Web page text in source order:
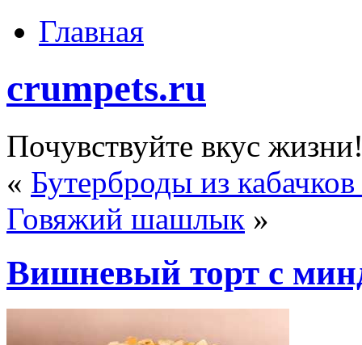
Главная
crumpets.ru
Почувствуйте вкус
« Бутерброды из
Говяжий шашлык »
Вишневый торт с